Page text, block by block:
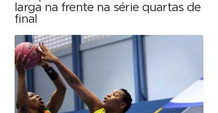
larga na frente na série quartas de
final